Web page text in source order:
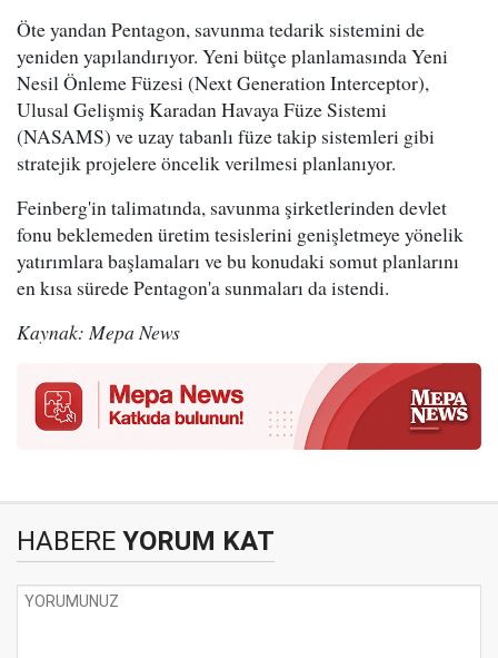
Öte yandan Pentagon, savunma tedarik sistemini de
yeniden yapılandırıyor. Yeni bütçe planlamasında Yeni
Nesil Önleme Füzesi (Next Generation Interceptor),
Ulusal Gelişmiş Karadan Havaya Füze Sistemi
(NASAMS) ve uzay tabanlı füze takip sistemleri gibi
stratejik projelere öncelik verilmesi planlanıyor.
Feinberg'in talimatında, savunma şirketlerinden devlet
fonu beklemeden üretim tesislerini genişletmeye yönelik
yatırımlara başlamaları ve bu konudaki somut planlarını
en kısa sürede Pentagon'a sunmaları da istendi.
Kaynak: Mepa News
HABERE YORUM KAT